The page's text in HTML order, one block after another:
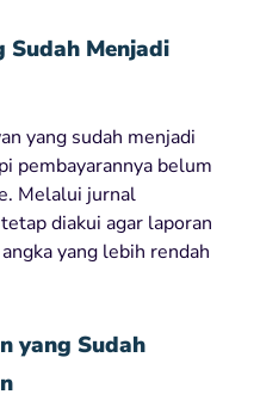
Sudah Menjadi
yang sudah menjadi
pembayarannya belum
Melalui jurnal
diakui agar laporan
yang lebih rendah
yang Sudah